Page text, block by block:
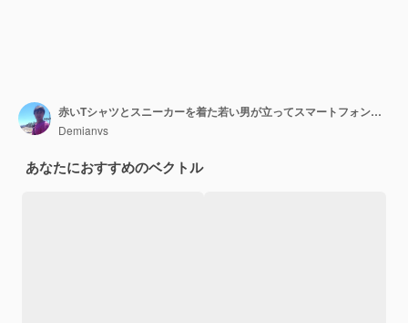
赤いTシャツとスニーカーを着た若い男が立ってスマートフォンを見ている
Demianvs
あなたにおすすめのベクトル